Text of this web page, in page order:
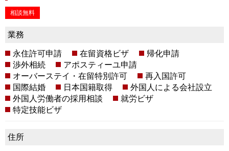
相談無料
業務
永住許可申請 在留資格ビザ
帰化申請
渉外相続
アポスティーユ申請
オーバーステイ・在留特別許可
再入国許可
国際結婚
日本国籍取得
外国人による会社設立
外国人労働者の採用相談
就労ビザ
特定技能ビザ
住所